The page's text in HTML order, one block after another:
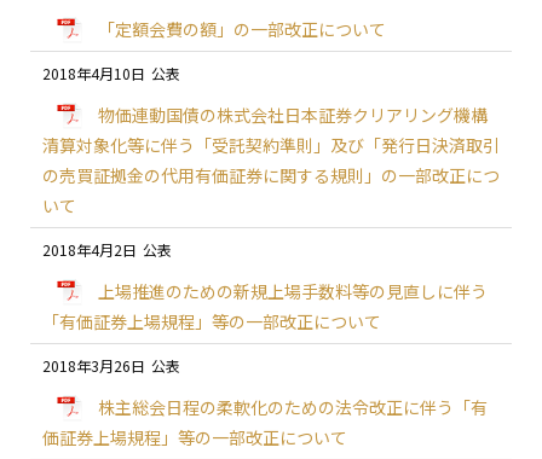
「定額会費の額」の一部改正について
2018年4月10日
物価連動国債の株式会社日本証券クリアリング機構
清算対象化等に伴う「受託契約準則」及び「発行日決済取引
の売買証拠金の代用有価証券に関する規則」の一部改正につ
いて
2018年4月2日
上場推進のための新規上場手数料等の見直しに伴う
「有価証券上場規程」等の一部改正について
2018年3月26日
株主総会日程の柔軟化のための法令改正に伴う「有
価証券上場規程」等の一部改正について